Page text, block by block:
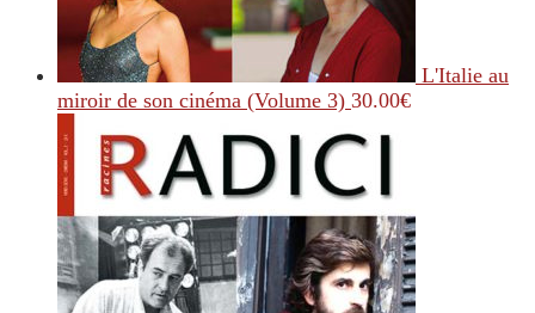
L'Italie au
miroir de son cinéma (Volume 3) 30.00€